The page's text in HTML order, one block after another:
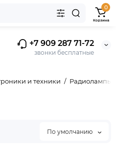
+7 909 287 71-72
звонки бесплатные
0
Корзина
и техники Радиолампы
По умолчанию